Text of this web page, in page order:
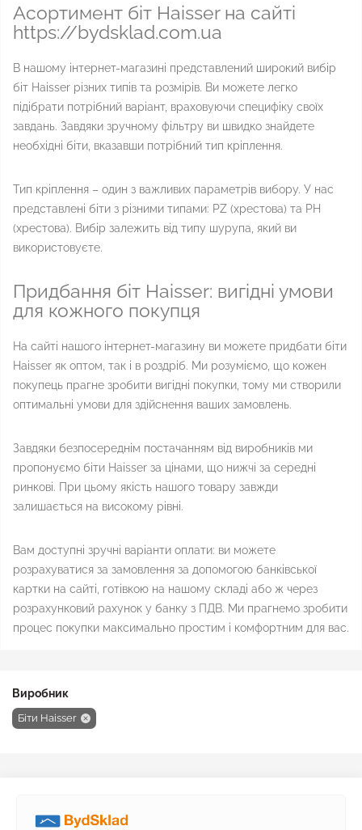
Асортимент біт Haisser на сайті
https://bydsklad.com.ua
В нашому інтернет-магазині представлений широкий вибір
біт Haisser різних типів та розмірів. Ви можете легко
підібрати потрібний варіант, враховуючи специфіку своїх
завдань. Завдяки зручному фільтру ви швидко знайдете
необхідні біти, вказавши потрібний тип кріплення.
Тип кріплення – один з важливих параметрів вибору. У нас
представлені біти з різними типами: PZ (хрестова) та PH
(хрестова). Вибір залежить від типу шурупа, який ви
використовуєте.
Придбання біт Haisser: вигідні умови
для кожного покупця
На сайті нашого інтернет-магазину ви можете придбати біти
Haisser як оптом, так і в роздріб. Ми розуміємо, що кожен
покупець прагне зробити вигідні покупки, тому ми створили
оптимальні умови для здійснення ваших замовлень.
Завдяки безпосереднім постачанням від виробників ми
пропонуємо біти Haisser за цінами, що нижчі за середні
ринкові. При цьому якість нашого товару завжди
залишається на високому рівні.
Вам доступні зручні варіанти оплати: ви можете
розрахуватися за замовлення за допомогою банківської
картки на сайті, готівкою на нашому складі або ж через
розрахунковий рахунок у банку з ПДВ. Ми прагнемо зробити
процес покупки максимально простим і комфортним для вас.
Виробник
Біти Haisser